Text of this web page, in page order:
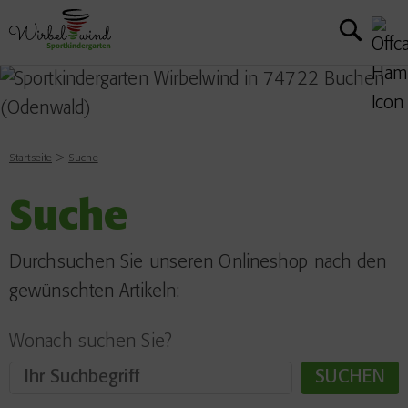
Startseite Suche
Suche
Durchsuchen Sie unseren Onlineshop nach den
gewünschten Artikeln:
Wonach suchen Sie?